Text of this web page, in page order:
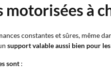
à
constantes et sûres, même
support valable aussi bien pour
sont :